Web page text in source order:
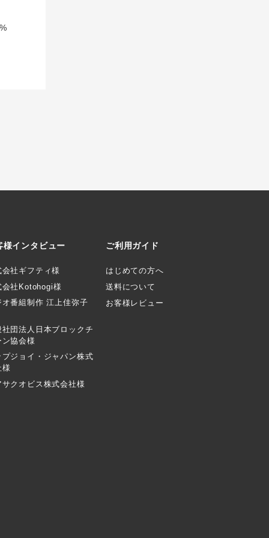
様インタビュー
会社ギフティ様
会社Kotohogi様
オ番組制作 江上佳弥子
社団法人日本ブロックチ
ン協会様
プジョイ・ジャパン株式
様
サクオビス株式会社様
ご利用ガイド
はじめての方へ
送料について
お客様レビュー